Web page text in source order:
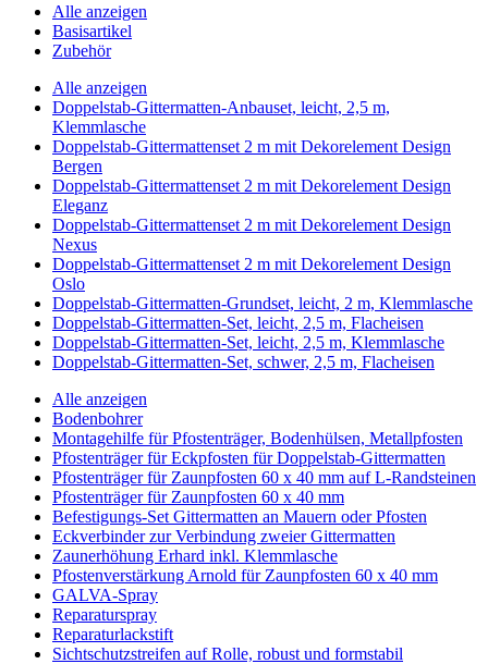
Alle anzeigen
Basisartikel
Zubehör
Alle anzeigen
Doppelstab-Gittermatten-Anbauset, leicht, 2,5 m,
Klemmlasche
Doppelstab-Gittermattenset 2 m mit Dekorelement Design
Bergen
Doppelstab-Gittermattenset 2 m mit Dekorelement Design
Eleganz
Doppelstab-Gittermattenset 2 m mit Dekorelement Design
Nexus
Doppelstab-Gittermattenset 2 m mit Dekorelement Design
Oslo
Doppelstab-Gittermatten-Grundset, leicht, 2 m, Klemmlasche
Doppelstab-Gittermatten-Set, leicht, 2,5 m, Flacheisen
Doppelstab-Gittermatten-Set, leicht, 2,5 m, Klemmlasche
Doppelstab-Gittermatten-Set, schwer, 2,5 m, Flacheisen
Alle anzeigen
Bodenbohrer
Montagehilfe für Pfostenträger, Bodenhülsen, Metallpfosten
Pfostenträger für Eckpfosten für Doppelstab-Gittermatten
Pfostenträger für Zaunpfosten 60 x 40 mm auf L-Randsteinen
Pfostenträger für Zaunpfosten 60 x 40 mm
Befestigungs-Set Gittermatten an Mauern oder Pfosten
Eckverbinder zur Verbindung zweier Gittermatten
Zaunerhöhung Erhard inkl. Klemmlasche
Pfostenverstärkung Arnold für Zaunpfosten 60 x 40 mm
GALVA-Spray
Reparaturspray
Reparaturlackstift
Sichtschutzstreifen auf Rolle, robust und formstabil